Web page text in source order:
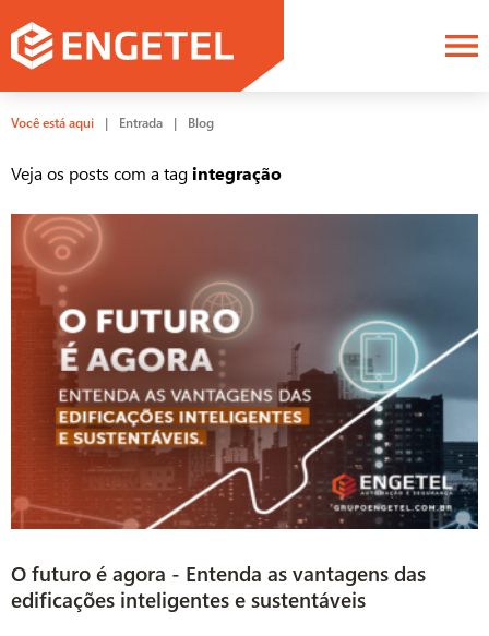
Você está aqui Entrada Blog
Veja os posts com a tag integração
O futuro é agora - Entenda as vantagens das
edificações inteligentes e sustentáveis